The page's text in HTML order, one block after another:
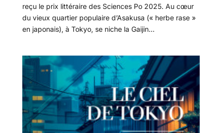
reçu le prix littéraire des Sciences Po 2025. Au cœur
du vieux quartier populaire d’Asakusa (« herbe rase »
en japonais), à Tokyo, se niche la Gaijin...